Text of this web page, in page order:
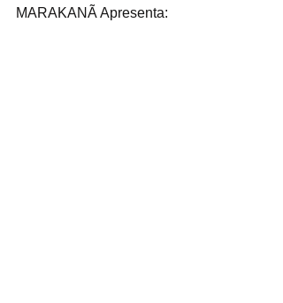
MARAKANÃ Apresenta: